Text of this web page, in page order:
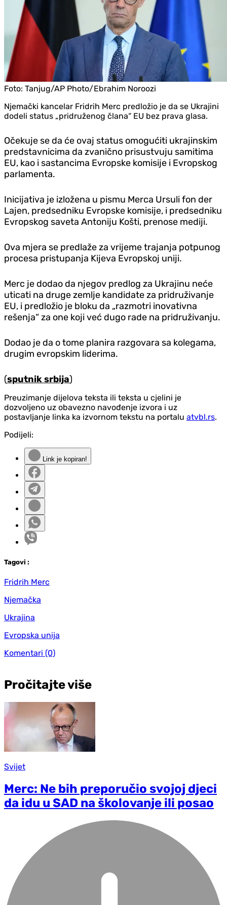
Foto: Tanjug/AP Photo/Ebrahim Noroozi
Njemački kancelar Fridrih Merc predložio je da se Ukrajini
dodeli status „pridruženog člana“ EU bez prava glasa.
Očekuje se da će ovaj status omogućiti ukrajinskim
predstavnicima da zvanično prisustvuju samitima
EU, kao i sastancima Evropske komisije i Evropskog
parlamenta.
Inicijativa je izložena u pismu Merca Ursuli fon der
Lajen, predsedniku Evropske komisije, i predsedniku
Evropskog saveta Antoniju Košti, prenose mediji.
Ova mjera se predlaže za vrijeme trajanja potpunog
procesa pristupanja Kijeva Evropskoj uniji.
Merc je dodao da njegov predlog za Ukrajinu neće
uticati na druge zemlje kandidate za pridruživanje
EU, i predložio je bloku da „razmotri inovativna
rešenja“ za one koji već dugo rade na pridruživanju.
Dodao je da o tome planira razgovara sa kolegama,
drugim evropskim liderima.
(sputnik srbija)
Preuzimanje dijelova teksta ili teksta u cjelini je
dozvoljeno uz obavezno navođenje izvora i uz
postavljanje linka ka izvornom tekstu na portalu atvbl.rs.
Podijeli:
Link je kopiran!
Tagovi :
Fridrih Merc
Njemačka
Ukrajina
Evropska unija
Komentari (0)
Pročitajte više
Svijet
Merc: Ne bih preporučio svojoj d‌jeci
da idu u SAD na školovanje ili posao